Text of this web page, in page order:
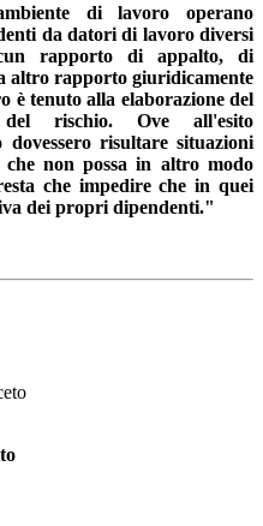
di lavoro operano
da datori di lavoro diversi
rapporto di appalto, di
altro rapporto giuridicamente
è tenuto alla elaborazione del
rischio. Ove all'esito
dovessero risultare situazioni
non possa in altro modo
che impedire che in quei
dei propri dipendenti."